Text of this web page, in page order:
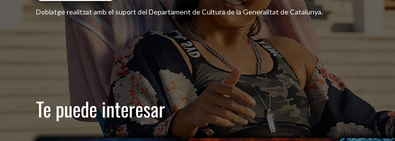
Doblatge realitzat amb el suport del Departament de Cultura de la Generalitat de Catalunya.
Te puede interesar